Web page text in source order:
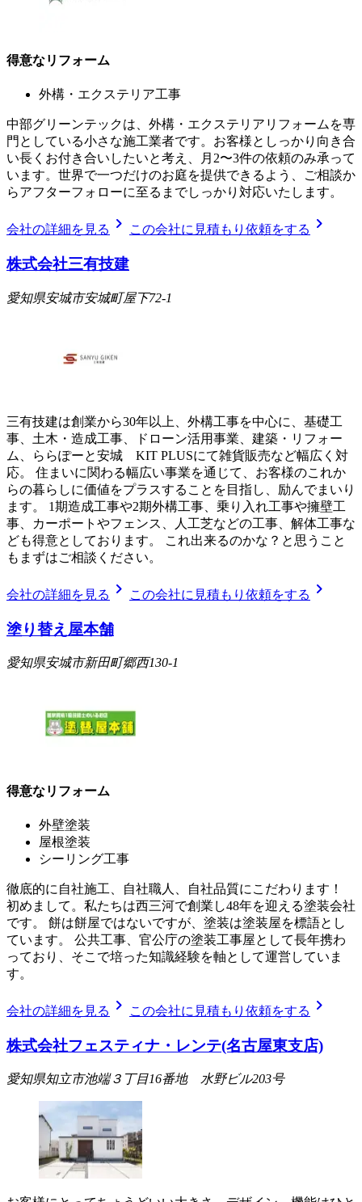
得意なリフォーム
外構・エクステリア工事
中部グリーンテックは、外構・エクステリアリフォームを専
門としている小さな施工業者です。お客様としっかり向き合
い長くお付き合いしたいと考え、月2〜3件の依頼のみ承って
います。世界で一つだけのお庭を提供できるよう、ご相談か
らアフターフォローに至るまでしっかり対応いたします。
会社の詳細を見る chevron_right この会社に見積もり依頼をする chevron_right
株式会社三有技建
愛知県安城市安城町屋下72-1
三有技建は創業から30年以上、外構工事を中心に、基礎工
事、土木・造成工事、ドローン活用事業、建築・リフォー
ム、ららぽーと安城 KIT PLUSにて雑貨販売など幅広く対
応。 住まいに関わる幅広い事業を通じて、お客様のこれか
らの暮らしに価値をプラスすることを目指し、励んでまいり
ます。 1期造成工事や2期外構工事、乗り入れ工事や擁壁工
事、カーポートやフェンス、人工芝などの工事、解体工事な
ども得意としております。 これ出来るのかな？と思うこと
もまずはご相談ください。
会社の詳細を見る chevron_right この会社に見積もり依頼をする chevron_right
塗り替え屋本舗
愛知県安城市新田町郷西130-1
得意なリフォーム
外壁塗装
屋根塗装
シーリング工事
徹底的に自社施工、自社職人、自社品質にこだわります！
初めまして。私たちは西三河で創業し48年を迎える塗装会社
です。 餅は餅屋ではないですが、塗装は塗装屋を標語とし
ています。 公共工事、官公庁の塗装工事屋として長年携わ
っており、そこで培った知識経験を軸として運営していま
す。
会社の詳細を見る chevron_right この会社に見積もり依頼をする chevron_right
株式会社フェスティナ・レンテ(名古屋東支店)
愛知県知立市池端３丁目16番地 水野ビル203号